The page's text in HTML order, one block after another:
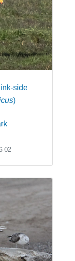
side
)
02